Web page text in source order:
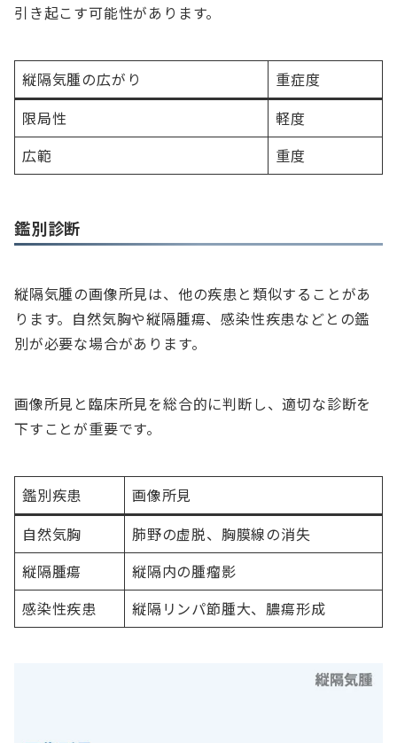
引き起こす可能性があります。
縦隔気腫の広がり
重症度
限局性
軽度
広範
重度
鑑別診断
縦隔気腫の画像所見は、他の疾患と類似することがあ
ります。自然気胸や縦隔腫瘍、感染性疾患などとの鑑
別が必要な場合があります。
画像所見と臨床所見を総合的に判断し、適切な診断を
下すことが重要です。
鑑別疾患
画像所見
自然気胸
肺野の虚脱、胸膜線の消失
縦隔腫瘍
縦隔内の腫瘤影
感染性疾患
縦隔リンパ節腫大、膿瘍形成